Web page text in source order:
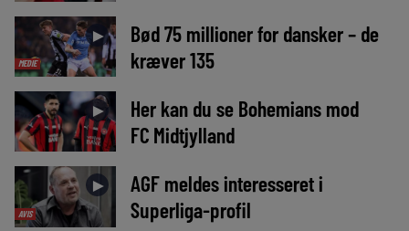
MEDIE
►
Bød 75 millioner for dansker – de
kræver 135
►
Her kan du se Bohemians mod
FC Midtjylland
AVIS
►
AGF meldes interesseret i
Superliga-profil